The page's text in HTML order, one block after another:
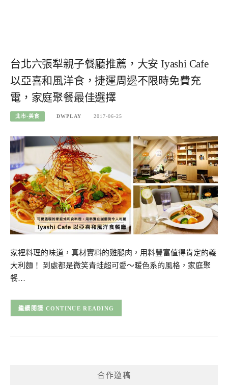
台北六張犁親子餐廳推薦，大安 Iyashi Cafe
以亞喜和風洋食，捷運周邊不限時免費充
電，家庭聚餐最佳選擇
北市-美食 DWPLAY 2017-06-25
家裡料理的味道，真材實料的雞腿肉，用料豐富值得肯定的義
大利麵！ 到處都是微笑青蛙超可愛～暖色系的風格，家庭聚
餐…
CONTINUE READING
合作邀稿